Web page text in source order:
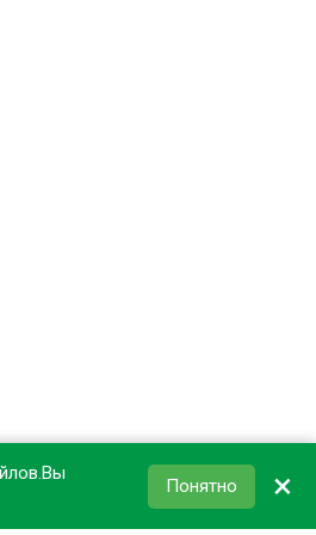
Понятно ×